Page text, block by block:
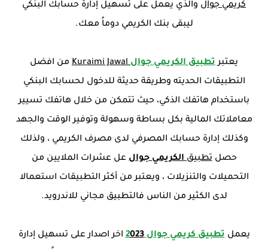
كريمي جوال والذي يعمل على تسهيل إدارة حسابك البنكي
ليبقى بنك الكريمي دوماً معك.
يعتبرتطبيق الكريمي جوالKuraimi Jawal
من افضل
التطبيقات الحديته وطريقة حديثة للدخول لحسابك البنكي
باستخدام هاتفك الذكي، حيث تتمكن من خلال هاتفك تسيير
معاملاتك المالية بكل بساطة وسهولة وتوفير الوقت والجهد
وكذلك إدارة حسابك المصرفي لدى مصرف الكريمي ، ولذلك
حصلتطبيقالكريمي جوالعل عشرات الملايين من
التحميلات والتنزيلات ، ويعتبر من أكثر التطبيقات استعمالا
لدى الكثير من الناس فالتطبيق مجاني للاندرويد.
يعملتطبيق كريمي جوال 2023 اخر اصدار على تسهيل إدارة